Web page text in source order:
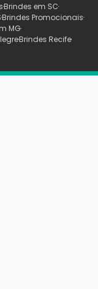
Brindes em SC
Brindes Promocionais
MG
Brindes Recife